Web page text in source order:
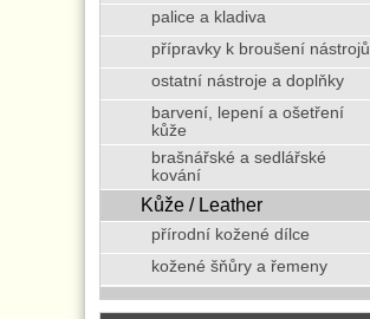
palice a kladiva
přípravky k broušení nástrojů
ostatní nástroje a doplňky
barvení, lepení a ošetření
kůže
brašnářské a sedlářské
kování
Kůže / Leather
přírodní kožené dílce
kožené šňůry a řemeny